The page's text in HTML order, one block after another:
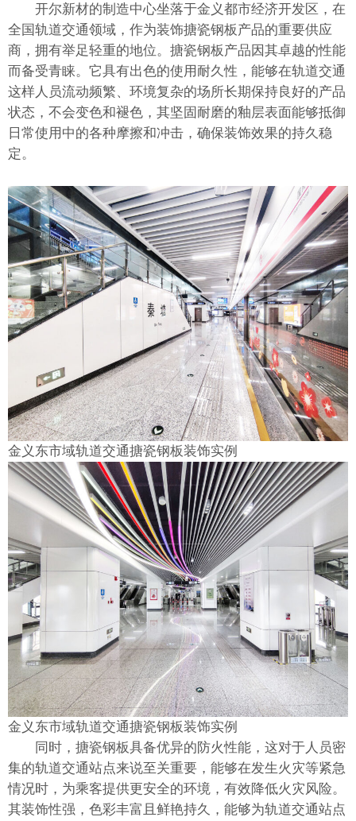
开尔新材的制造中心坐落于金义都市经济开发区，在
全国轨道交通领域，作为装饰搪瓷钢板产品的重要供应
商，拥有举足轻重的地位。搪瓷钢板产品因其卓越的性能
而备受青睐。它具有出色的使用耐久性，能够在轨道交通
这样人员流动频繁、环境复杂的场所长期保持良好的产品
状态，不会变色和褪色，其坚固耐磨的釉层表面能够抵御
日常使用中的各种摩擦和冲击，确保装饰效果的持久稳
定。
金义东市域轨道交通搪瓷钢板装饰实例
金义东市域轨道交通搪瓷钢板装饰实例
同时，搪瓷钢板具备优异的防火性能，这对于人员密
集的轨道交通站点来说至关重要，能够在发生火灾等紧急
情况时，为乘客提供更安全的环境，有效降低火灾风险。
其装饰性强，色彩丰富且鲜艳持久，能够为轨道交通站点